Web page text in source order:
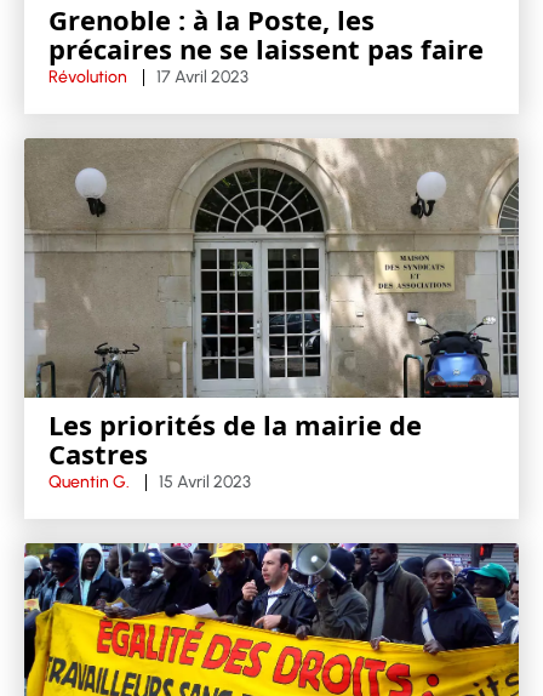
Grenoble : à la Poste, les
précaires ne se laissent pas faire
Révolution 17 Avril 2023
Les priorités de la mairie de
Castres
Quentin G. 15 Avril 2023